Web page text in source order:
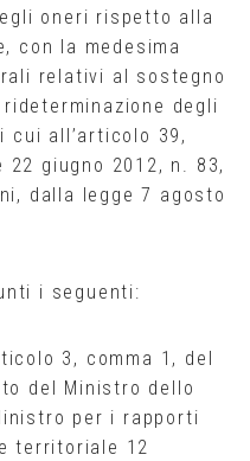
oneri rispetto alla
con la medesima
relativi al sostegno
degli
all’articolo 39,
22 giugno 2012, n. 83,
dalla legge 7 agosto
i seguenti:
3, comma 1, del
del Ministro dello
per i rapporti
territoriale 12